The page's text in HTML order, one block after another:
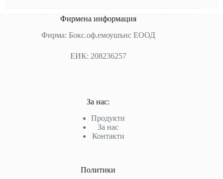
Фирмена информация
Фирма: Бокс.оф.емоушънс ЕООД
ЕИК: 208236257
За нас:
Продукти
За нас
Контакти
Политики